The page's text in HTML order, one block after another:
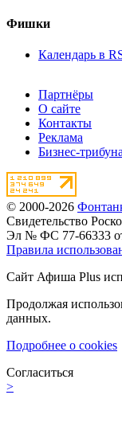
Фишки
Календарь в
Партнёры
О сайте
Контакты
Реклама
Бизнес-трибуна
© 2000-2026
Свидетельство
Эл № ФС 77-66333
Правила
Сайт Афиша Plus
Продолжая
данных.
Подробнее о cookies
Согласиться
>